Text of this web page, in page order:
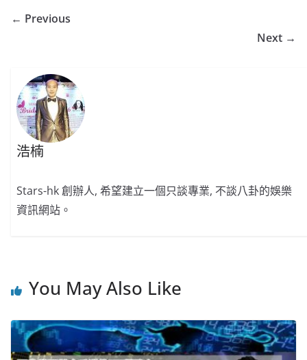
← Previous
Next →
浩楠
Stars-hk 創辦人, 希望建立一個只談專業, 不談八卦的娛樂
資訊網站。
You May Also Like